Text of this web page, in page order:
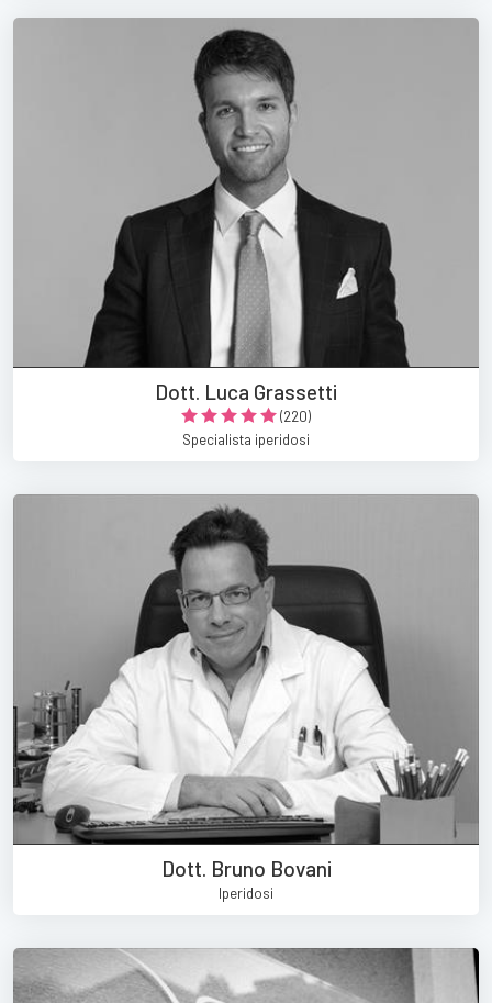
Dott. Luca Grassetti
(220)
Specialista iperidosi
Dott. Bruno Bovani
Iperidosi